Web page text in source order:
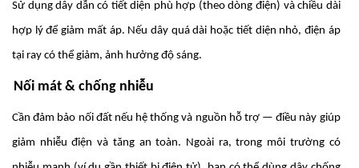
Sử dụng dây dẫn có tiết diện phù hợp (theo dòng điện) và chiều dài
hợp lý để giảm mất áp. Nếu dây quá dài hoặc tiết diện nhỏ, điện áp
tại ray có thể giảm, ảnh hưởng độ sáng.
Nối mát & chống nhiễu
Cần đảm bảo nối đất nếu hệ thống và nguồn hỗ trợ — điều này giúp
giảm nhiễu điện và tăng an toàn. Ngoài ra, trong môi trường có